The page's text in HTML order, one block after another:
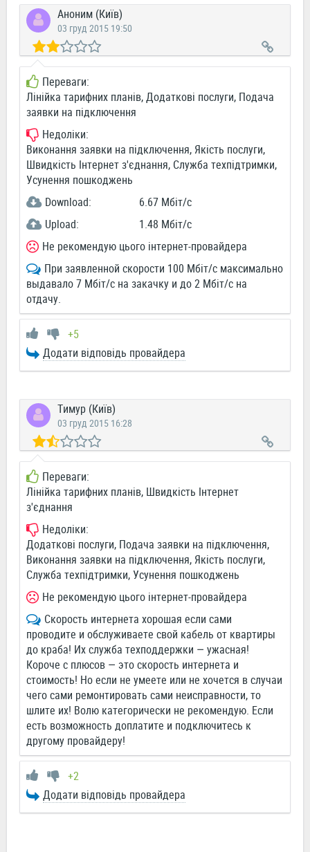
Аноним (Київ)
03 груд 2015 19:50
Переваги:
Лінійка тарифних планів, Додаткові послуги, Подача
заявки на підключення
Недоліки:
Виконання заявки на підключення, Якість послуги,
Швидкість Інтернет з'єднання, Служба техпідтримки,
Усунення пошкоджень
Download:
6.67 Мбіт/c
Upload:
1.48 Мбіт/c
Не рекомендую цього інтернет-провайдера
При заявленной скорости 100 Мбіт/с максимально
выдавало 7 Мбіт/с на закачку и до 2 Мбіт/с на
отдачу.
+5
Додати відповідь провайдера
Тимур (Київ)
03 груд 2015 16:28
Переваги:
Лінійка тарифних планів, Швидкість Інтернет
з'єднання
Недоліки:
Додаткові послуги, Подача заявки на підключення,
Виконання заявки на підключення, Якість послуги,
Служба техпідтримки, Усунення пошкоджень
Не рекомендую цього інтернет-провайдера
Скорость интернета хорошая если сами
проводите и обслуживаете свой кабель от квартиры
до краба! Их служба техподдержки — ужасная!
Короче с плюсов — это скорость интернета и
стоимость! Но если не умеете или не хочется в случаи
чего сами ремонтировать сами неисправности, то
шлите их! Волю категорически не рекомендую. Если
есть возможность доплатите и подключитесь к
другому провайдеру!
+2
Додати відповідь провайдера